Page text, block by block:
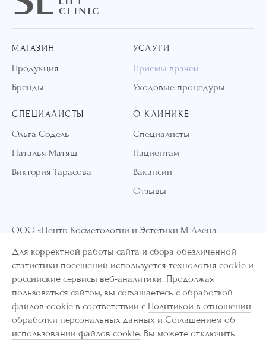
МАГАЗИН
Продукция
Бренды
УСЛУГИ
Приемы врачей
Уходовые процедуры
СПЕЦИАЛИСТЫ
Ольга Содель
Наталья Матяш
Виктория Тарасова
О КЛИНИКЕ
Специалисты
Пациентам
Вакансии
Отзывы
ООО «Центр Косметологии и Эстетики М-Алена
Клиник»
ИНН 7714460694
ОГРН 1207700186803
Лицензия ЛО-77-01-020865
Информация и цены, представленные на сайте, являются
Для корректной работы сайта и сбора обезличенной
статистики посещений используется технология cookie и
российские сервисы веб-аналитики. Продолжая
пользоваться сайтом, вы соглашаетесь с обработкой
файлов cookie в соответствии с Политикой в отношении
обработки персональных данных и Соглашением об
использовании файлов cookie. Вы можете отключить